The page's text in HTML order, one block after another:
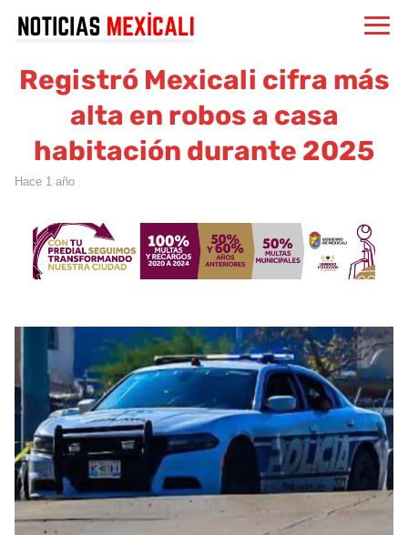
Registró Mexicali cifra más
alta en robos a casa
habitación durante 2025
hace 1 año